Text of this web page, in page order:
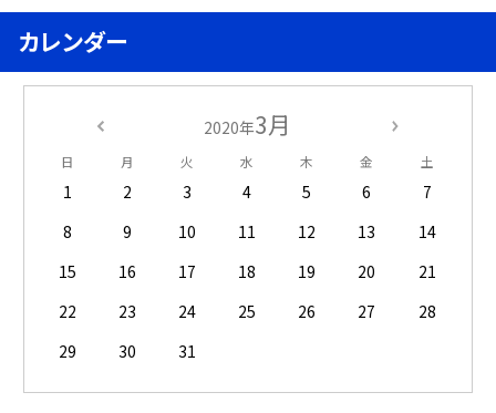
カレンダー
2020年3月
日 月 火 水 木 金 土
1 2 3 4 5 6
7
8
9 10 11 12 13
14
15
16 17 18 19 20
21
22
23 24 25 26 27
28
29
30 31